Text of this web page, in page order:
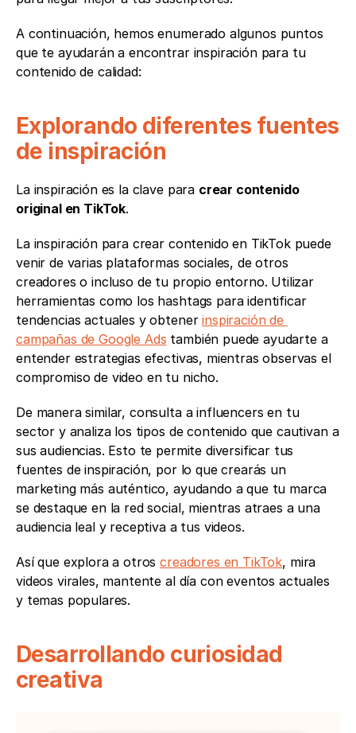
A continuación, hemos enumerado algunos puntos
que te ayudarán a encontrar inspiración para tu
contenido de calidad:
Explorando diferentes fuentes
de inspiración
La inspiración es la clave para crear contenido
original en TikTok.
La inspiración para crear contenido en TikTok puede
venir de varias plataformas sociales, de otros
creadores o incluso de tu propio entorno. Utilizar
herramientas como los hashtags para identificar
tendencias actuales y obtener inspiración de
campañas de Google Ads también puede ayudarte a
entender estrategias efectivas, mientras observas el
compromiso de video en tu nicho.
De manera similar, consulta a influencers en tu
sector y analiza los tipos de contenido que cautivan a
sus audiencias. Esto te permite diversificar tus
fuentes de inspiración, por lo que crearás un
marketing más auténtico, ayudando a que tu marca
se destaque en la red social, mientras atraes a una
audiencia leal y receptiva a tus videos.
Así que explora a otros creadores en TikTok, mira
videos virales, mantente al día con eventos actuales
y temas populares.
Desarrollando curiosidad
creativa